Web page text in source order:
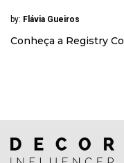
by: Flávia Gueiros
Conheça a Registry